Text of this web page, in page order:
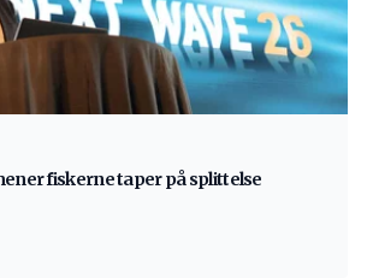
fiskerne taper på splittelse